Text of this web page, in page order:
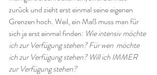
zurück und zieht erst einmal seine eigenen
Grenzen hoch. Weil, ein Maß muss man für
sich ja erst einmal finden: Wie intensiv möchte
ich zur Verfügung stehen? Für wen  möchte
ich zur Verfügung stehen? Will ich IMMER
zur Verfügung stehen?